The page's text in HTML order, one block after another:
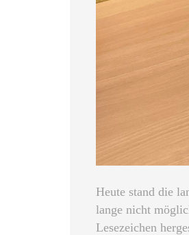
Heute stand die
lange nicht
Lesezeichen